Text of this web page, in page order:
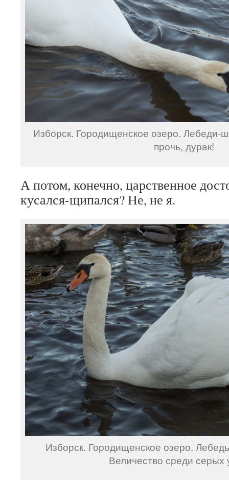
Изборск. Городищенское озеро. Лебеди-
прочь, дурак!
А потом, конечно, царственное
кусался-щипался? Не, не я.
Изборск. Городищенское озеро.
Величество среди серых